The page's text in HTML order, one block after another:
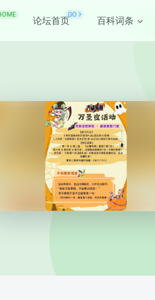
论坛首页GO 百科词条